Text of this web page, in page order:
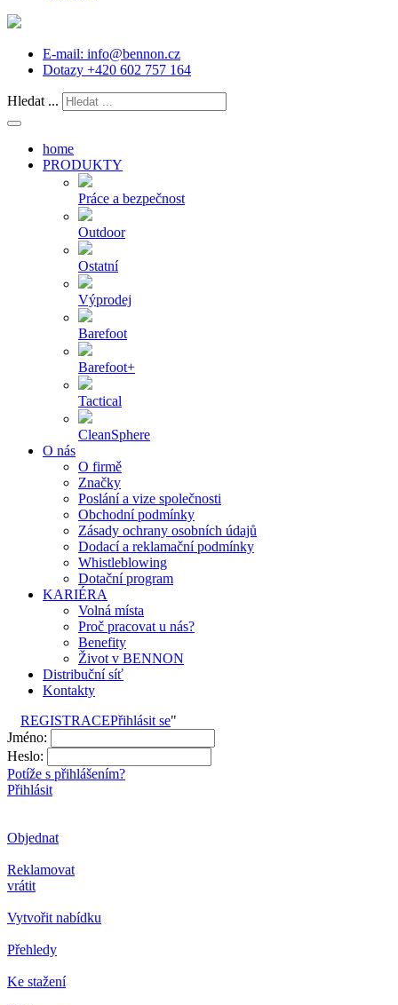
E-mail: info@bennon.cz
Dotazy +420 602 757 164
Hledat ...
home
PRODUKTY
Práce a bezpečnost
Outdoor
Ostatní
Výprodej
Barefoot
Barefoot+
Tactical
CleanSphere
O nás
O firmě
Značky
Poslání a vize společnosti
Obchodní podmínky
Zásady ochrany osobních údajů
Dodací a reklamační podmínky
Whistleblowing
Dotační program
KARIÉRA
Volná místa
Proč pracovat u nás?
Benefity
Život v BENNON
Distribuční síť
Kontakty
REGISTRACEPřihlásit se"
Jméno:
Heslo:
Potíže s přihlášením?
Přihlásit
Objednat
Reklamovat
vrátit
Vytvořit nabídku
Přehledy
Ke stažení